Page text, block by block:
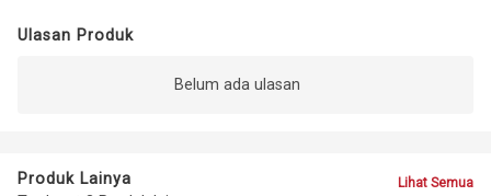
Ulasan Produk
Belum ada ulasan
Produk Lainya
Lihat Semua